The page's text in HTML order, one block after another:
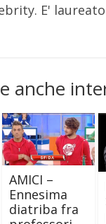
E'
anche
AMICI –
Ennesima
diatriba fra